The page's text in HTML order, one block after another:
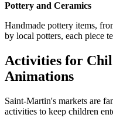
Pottery and Ceramics
Handmade pottery items,
by local potters, each piece
Activities for
Animations
Saint-Martin's markets are
activities to keep children